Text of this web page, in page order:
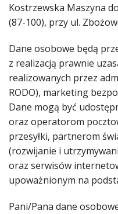
Kostrzewska Maszyna
(87-100), przy ul.
Dane osobowe będą
z realizacją prawnie
realizowanych przez
RODO), marketing
Dane mogą być
oraz operatorom
przesyłki, partnerom
(rozwijanie i
oraz serwisów
upoważnionym na
Pani/Pana dane